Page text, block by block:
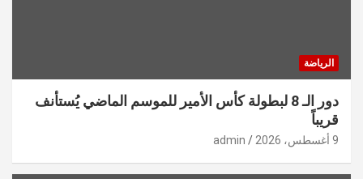
الرياضة
دور الـ 8 لبطولة كأس الأمير للموسم الماضي يُستأنف
قريباً
9 أغسطس، 2026 admin